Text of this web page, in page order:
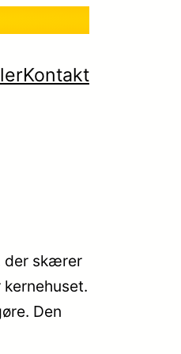
Kontakt
der skærer
Den